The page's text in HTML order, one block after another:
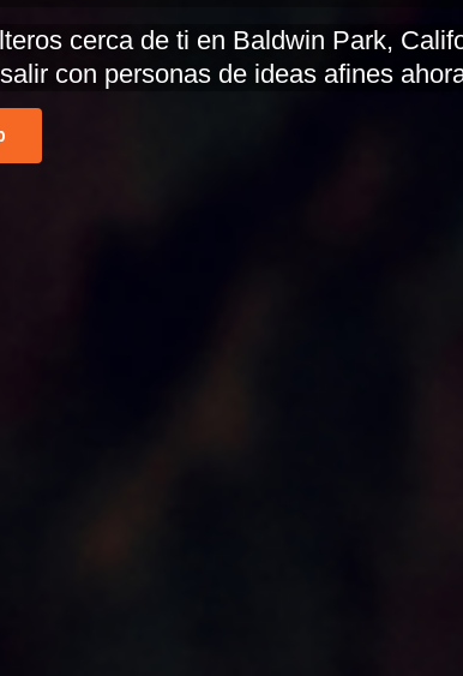
con personas de ideas afines